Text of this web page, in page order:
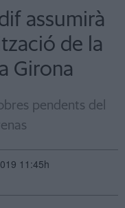
assumirà
de la
Girona
pendents del
11:45h